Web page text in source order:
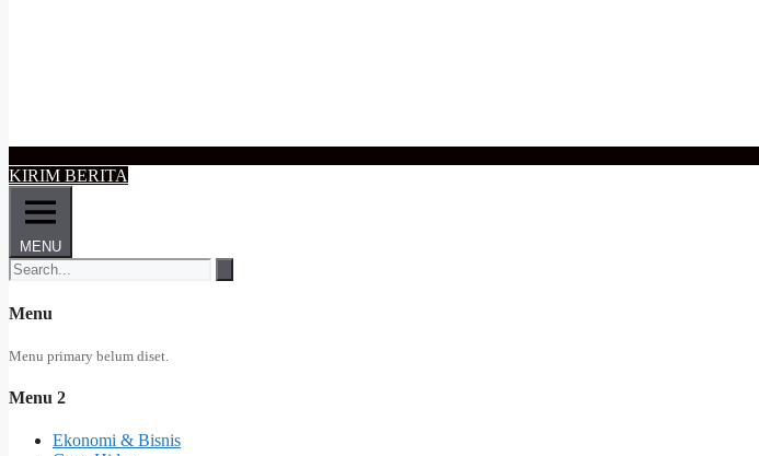
KIRIM BERITA
MENU
Menu
Menu primary belum diset.
Menu 2
Ekonomi & Bisnis